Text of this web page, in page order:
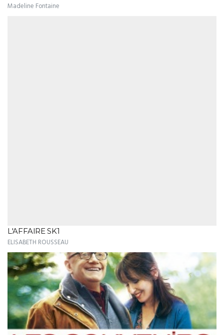
Madeline Fontaine
L'AFFAIRE SK1
ELISABETH ROUSSEAU